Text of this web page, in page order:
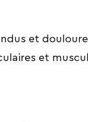
et
et